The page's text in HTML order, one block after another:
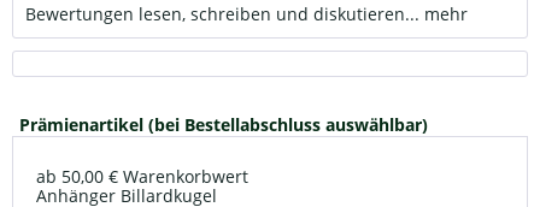
Bewertungen lesen, schreiben und diskutieren... mehr
Prämienartikel (bei Bestellabschluss auswählbar)
ab 50,00 € Warenkorbwert
Anhänger Billardkugel